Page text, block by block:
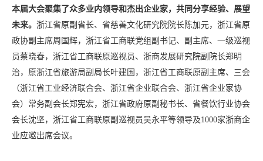
本届大会聚集了众多业内领导和杰出企业家，共同分享经验、展望
未来。 浙江省原副省长、省慈善文化研究院院长陈加元，浙江省原
政协副主席周国辉，浙江省工商联党组副书记、副主席、一级巡视
员蔡晓春，浙江省工商联原巡视员、浙商发展研究院副院长郑明
治，原浙江省旅游局副局长叶建国，浙江省工商联原副主席、三会
（浙江省工业经济联合会、浙江省企业联合会、浙江省企业家协
会）常务副会长郑宪宏，浙江省政府原副秘书长、省餐饮行业协会
会长沈坚，浙江省工商联原副巡视员吴永平等领导及1000家浙商企
业应邀出席会议。